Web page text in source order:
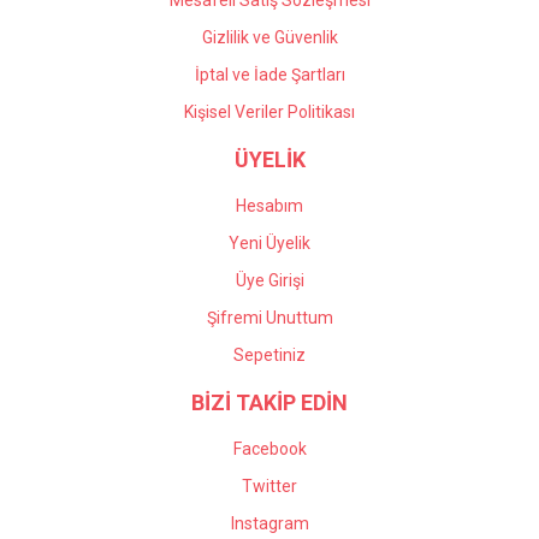
Gizlilik ve Güvenlik
İptal ve İade Şartları
Kişisel Veriler Politikası
ÜYELİK
Hesabım
Yeni Üyelik
Üye Girişi
Şifremi Unuttum
Sepetiniz
BİZİ TAKİP EDİN
Facebook
Twitter
Instagram